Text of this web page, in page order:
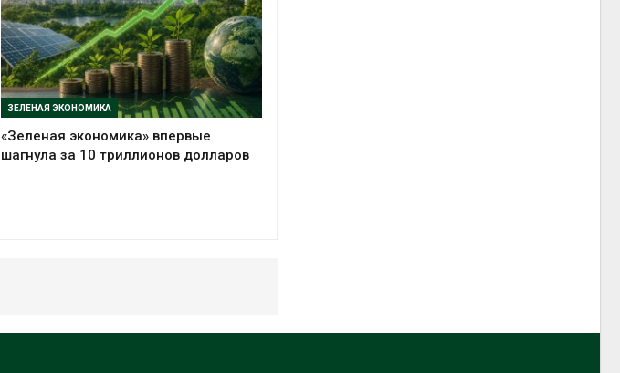
ЗЕЛЕНАЯ ЭКОНОМИКА
«Зеленая экономика» впервые
шагнула за 10 триллионов долларов